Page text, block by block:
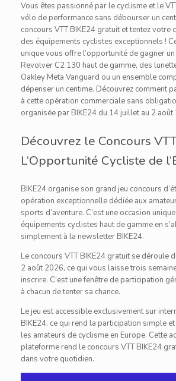
Vous êtes passionné par le cyclisme et le
vélo de performance sans débourser un
concours VTT BIKE24 gratuit et tentez votre
des équipements cyclistes exceptionnels !
unique vous offre l’opportunité de gagner
Revolver C2 130 haut de gamme, des
Oakley Meta Vanguard ou un ensemble
dépenser un centime. Découvrez comment
à cette opération commerciale sans
organisée par BIKE24 du 14 juillet au 2 août
Découvrez le Concours
L’Opportunité Cycliste de
BIKE24 organise son grand jeu concours
opération exceptionnelle dédiée aux
sports d’aventure. C’est une occasion
équipements cyclistes haut de gamme en
simplement à la newsletter BIKE24.
Le concours VTT BIKE24 gratuit se déroule
2 août 2026, ce qui vous laisse trois
inscrire. C’est une fenêtre de participation
à chacun de tenter sa chance.
Le jeu est accessible exclusivement sur
BIKE24, ce qui rend la participation simple
les amateurs de cyclisme en Europe. Cette
plateforme rend le concours VTT BIKE24
dans votre quotidien.